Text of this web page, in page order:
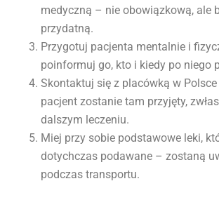
medyczną – nie obowiązkową, ale
przydatną.
Przygotuj pacjenta mentalnie i
poinformuj go, kto i kiedy po niego
Skontaktuj się z placówką w
pacjent zostanie tam przyjęty,
dalszym leczeniu.
Miej przy sobie podstawowe leki,
dotychczas podawane – zostaną
podczas transportu.